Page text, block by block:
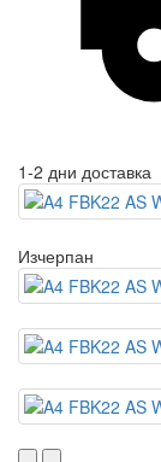
1-2 дни доставка
Изчерпан